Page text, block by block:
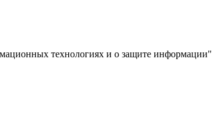
технологиях и о защите информации"